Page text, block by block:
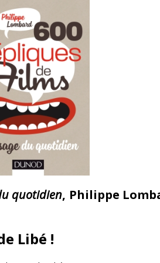
quotidien, Philippe
Libé !